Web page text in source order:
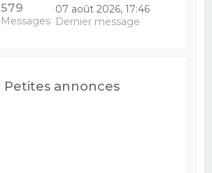
579
Messages
07 août 2026, 17:46
Dernier message
Petites annonces